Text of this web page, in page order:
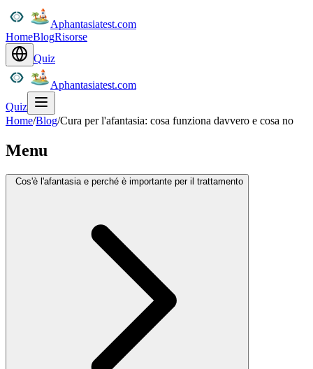
Aphantasiatest.com
HomeBlogRisorse
Quiz
Aphantasiatest.com
Quiz
Home/Blog/Cura per l'afantasia: cosa funziona davvero e cosa no
Menu
Cos'è l'afantasia e perché è importante per il trattamento